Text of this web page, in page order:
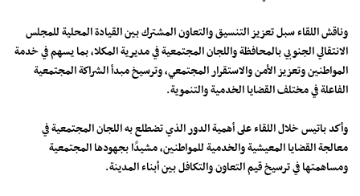
وناقش اللقاء سبل تعزيز التنسيق والتعاون المشترك بين القيادة المحلية للمجلس
الانتقالي الجنوبي بالمحافظة واللجان المجتمعية في مديرية المكلا، بما يسهم في خدمة
المواطنين وتعزيز الأمن والاستقرار المجتمعي، وترسيخ مبدأ الشراكة المجتمعية
الفاعلة في مختلف القضايا الخدمية والتنموية.
وأكد باتيس خلال اللقاء على أهمية الدور الذي تضطلع به اللجان المجتمعية في
معالجة القضايا المعيشية والخدمية للمواطنين، مشيدًا بجهودها المجتمعية
ومساهمتها في ترسيخ قيم التعاون والتكافل بين أبناء المدينة.